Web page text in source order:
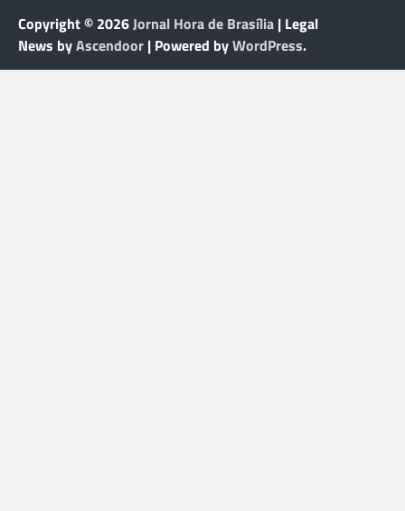
Copyright © 2026Jornal Hora de Brasília | Legal
News byAscendoor | Powered byWordPress.